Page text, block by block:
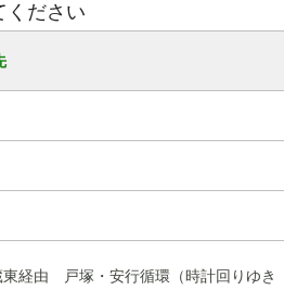
ください
経由 戸塚・安行循環（時計回りゆき